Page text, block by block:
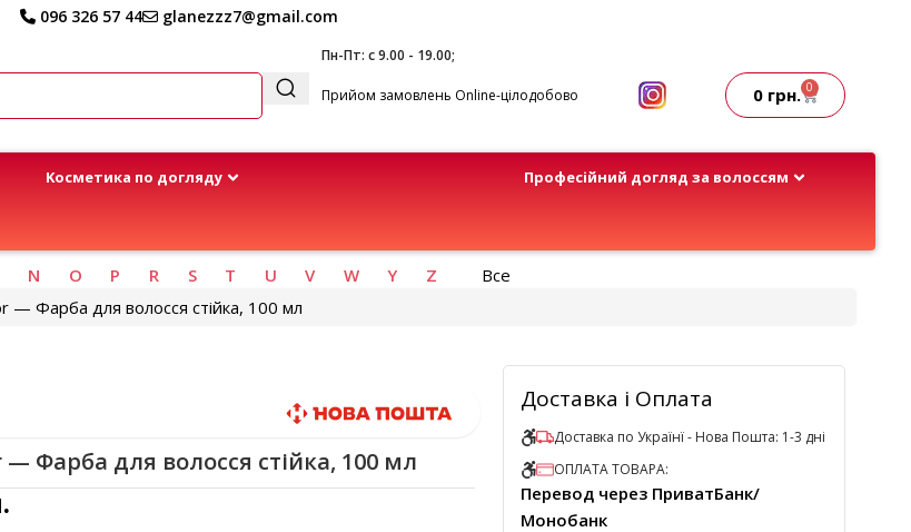
096 326 57 44 glanezzz7@gmail.com
Пн-Пт: с 9.00 - 19.00;
Прийом замовлень Online-цілодобово 0 грн. 0
Kосметика по догляду Професійний догляд за волоссям
N O P R S T U V W Y Z
Все
— Фарба для волосся стійка, 100 мл
— Фарба для волосся стійка, 100 мл
Доставка і Оплата
Доставка по Українї - Нова Пошта: 1-3 дні
ОПЛАТА ТОВАРА:
Перевод через ПриватБанк/
Монобанк